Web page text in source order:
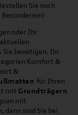
Sie noch
Besonderem!
oder Ihr
benötigen. Ihr
Komfort &
&
für Ihren
mit Grundträgern
mit
dann sind Sie bei